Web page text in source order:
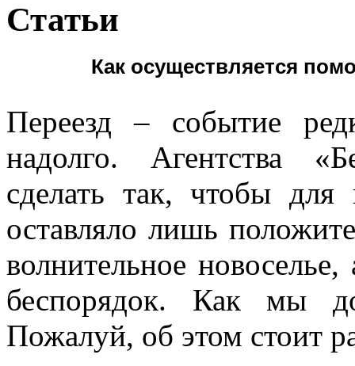
Статьи
Как осуществляется
Переезд – событие
надолго. Агентства
сделать так, чтобы для
оставляло лишь
волнительное
беспорядок. Как мы
Пожалуй, об этом стоит